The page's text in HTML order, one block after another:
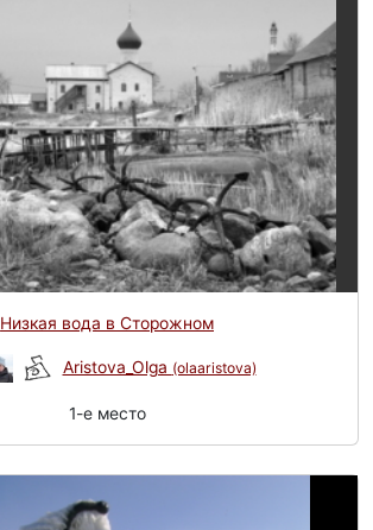
Низкая вода в Сторожном
Aristova_Olga (olaaristova)
1-e место